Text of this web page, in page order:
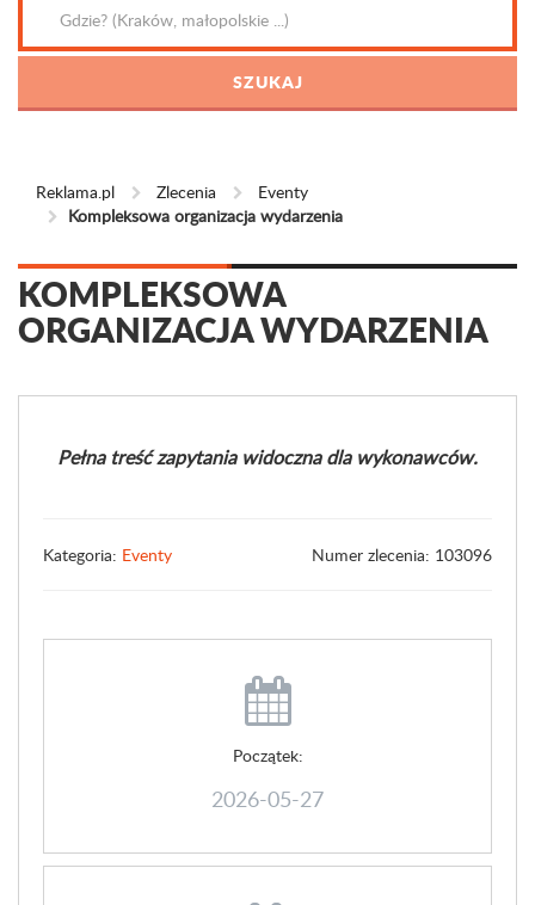
Reklama.pl Zlecenia
Eventy
Kompleksowa organizacja wydarzenia
KOMPLEKSOWA
ORGANIZACJA WYDARZENIA
Pełna treść zapytania widoczna dla wykonawców.
Kategoria: Eventy Numer zlecenia: 103096
Początek:
2026-05-27